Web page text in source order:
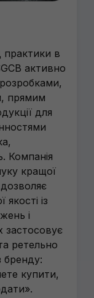
практики в
активно
прямим
для
Компанія
кращої
із
і
застосовує
ретельно
бренду:
купити,